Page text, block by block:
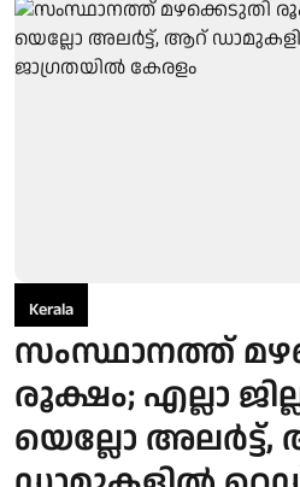
Kerala
സംസ്ഥാനത്ത്
രൂക്ഷം; എല്ലാ
യെല്ലോ